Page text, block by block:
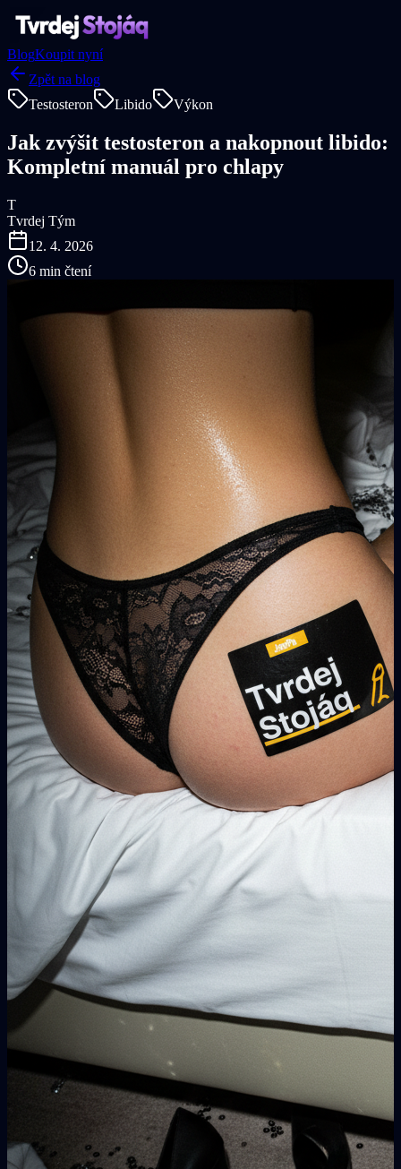
BlogKoupit nyní
Zpět na blog
Testosteron
Libido Výkon
Jak zvýšit testosteron a nakopnout libido:
Kompletní manuál pro chlapy
T
Tvrdej Tým
12. 4. 2026
6 min čtení